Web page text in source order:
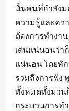
นั้นคนที่กำลังม
ความรู้และคว
ต้องการทำงา
เด่นแน่นอนว่า
แน่นอน โดยทั
รวมถึงการฟัง
ทั้งหมดทั้งมวน
กระบวนการท